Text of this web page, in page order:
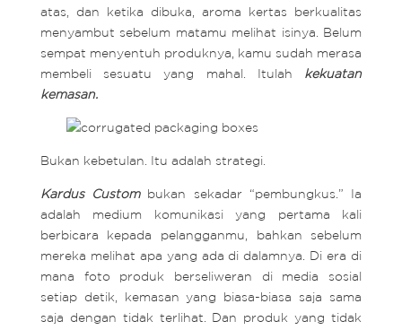
atas, dan ketika dibuka, aroma kertas berkualitas
menyambut sebelum matamu melihat isinya. Belum
sempat menyentuh produknya, kamu sudah merasa
membeli sesuatu yang mahal. Itulah kekuatan
kemasan.
Bukan kebetulan. Itu adalah strategi.
Kardus Custombukan sekadar “pembungkus.” Ia
adalah medium komunikasi yang pertama kali
berbicara kepada pelangganmu, bahkan sebelum
mereka melihat apa yang ada di dalamnya. Di era di
mana foto produk berseliweran di media sosial
setiap detik, kemasan yang biasa-biasa saja sama
saja dengan tidak terlihat. Dan produk yang tidak